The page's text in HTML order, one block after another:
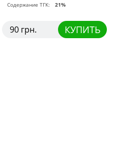
Содержание ТГК:
21%
90 грн. КУПИТЬ